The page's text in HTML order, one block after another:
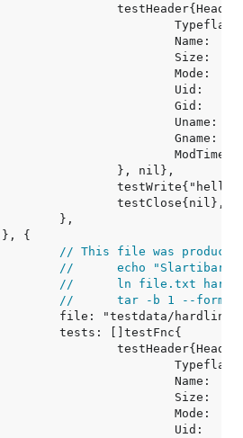
// This file was produced
//	echo
//	ln file.txt
//	tar -b 1 --